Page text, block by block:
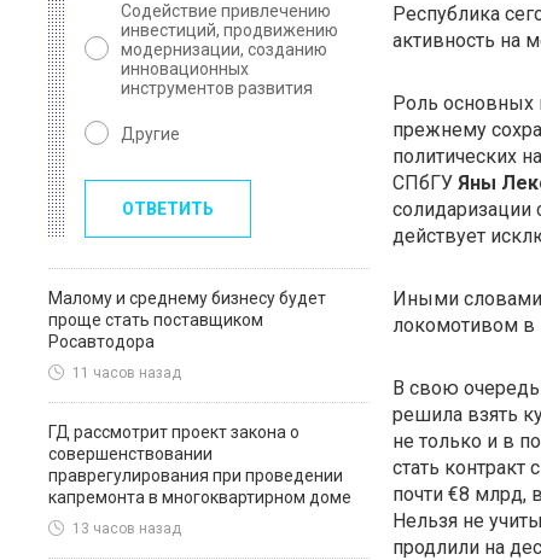
Содействие привлечению
инвестиций, продвижению
модернизации, созданию
инновационных
инструментов развития
Другие
ОТВЕТИТЬ
Малому и среднему бизнесу будет
проще стать поставщиком
Росавтодора
11 часов назад
ГД рассмотрит проект закона о
совершенствовании
праврегулирования при проведении
капремонта в многоквартирном доме
13 часов назад
Республика
активность на
Роль основных
прежнему
политических
СПбГУ Яны
солидаризации
действует
Иными
локомотивом
В свою
решила взять
не только и в
стать контракт
почти €8 млрд,
Нельзя не
продлили на